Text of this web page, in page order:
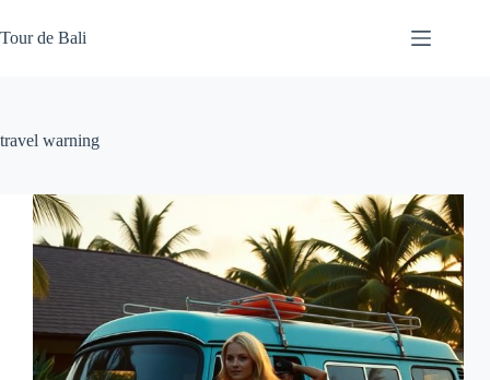
to
content
Tour de Bali
travel warning